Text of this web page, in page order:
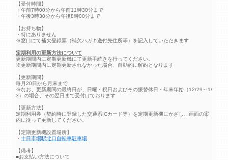
【受付時間】
・午前7時00分から午前11時30分まで
・午後3時30分から午後8時00分まで
【お持ち物】
・特にありません
※窓口にて補欠登録票（補欠ハガキ送付先住所等）を記入していただきます
定期利用の更新方法について
更新期間内に定期更新機にて更新手続きを行ってください。
※更新期間内に定期更新されなかった場合、自動的に解約となります
【更新期間】
毎月20日から月末まで
※なお、更新期間の最終日が、日曜・祝日およびその振替休日・年末年始（12/29～1/
3）の場合、その翌日まで受付けております
【更新方法】
定期利用券（契約時に登録した交通系ICカード等）を定期更新機にかざし、画面の案
内に従って更新してください。
【定期更新機設置場所】
・ 十日市場駅北口自転車駐車場
【備考】
■お支払い方法について